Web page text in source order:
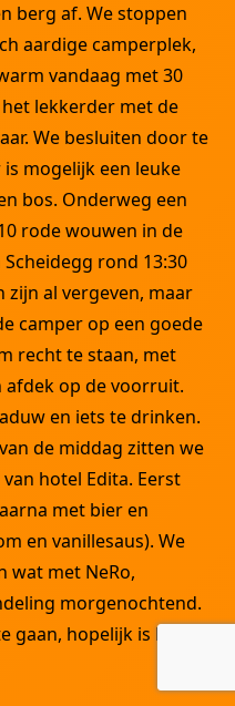
berg af. We stoppen
aardige camperplek,
vandaag met 30
lekkerder met de
We besluiten door te
is mogelijk een leuke
bos. Onderweg een
rode wouwen in de
rond 13:30
zijn al vergeven, maar
camper op een goede
recht te staan, met
afdek op de voorruit.
en iets te drinken.
de middag zitten we
hotel Edita. Eerst
met bier en
en vanillesaus). We
wat met NeRo,
morgenochtend.
gaan, hopelijk is het